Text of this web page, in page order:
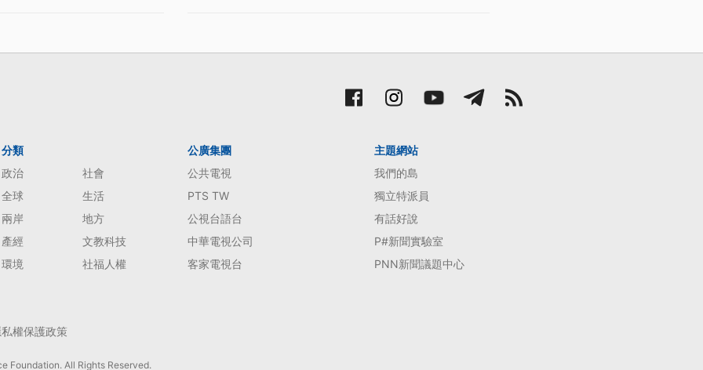
分類
政治
社會
全球
生活
兩岸
地方
產經
文教科技
環境
社福人權
公廣集團
公共電視
PTS TW
公視台語台
中華電視公司
客家電視台
主題網站
我們的島
獨立特派員
有話好說
P#新聞實驗室
PNN新聞議題中心
權保護政策
Foundation. All Rights Reserved.